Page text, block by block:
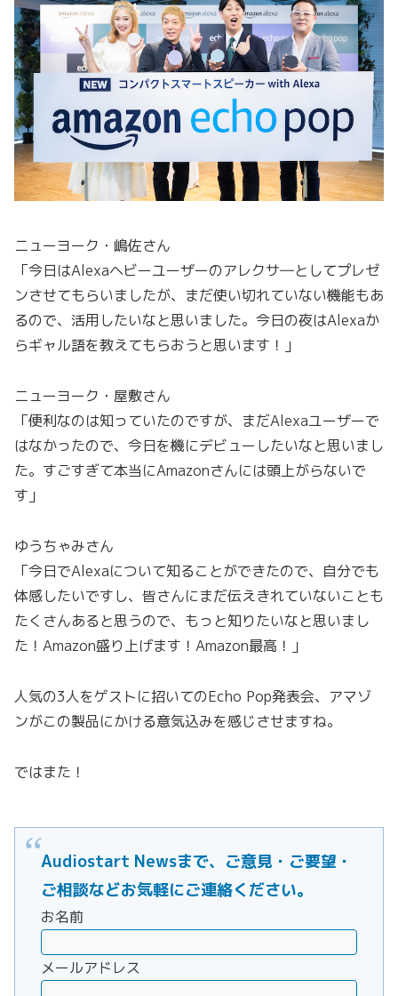
ニューヨーク・嶋佐さん
「今日はAlexaヘビーユーザーのアレクサ―としてプレゼ
ンさせてもらいましたが、まだ使い切れていない機能もあ
るので、活用したいなと思いました。今日の夜はAlexaか
らギャル語を教えてもらおうと思います！」
ニューヨーク・屋敷さん
「便利なのは知っていたのですが、まだAlexaユーザーで
はなかったので、今日を機にデビューしたいなと思いまし
た。すごすぎて本当にAmazonさんには頭上がらないで
す」
ゆうちゃみさん
「今日でAlexaについて知ることができたので、自分でも
体感したいですし、皆さんにまだ伝えきれていないことも
たくさんあると思うので、もっと知りたいなと思いまし
た！Amazon盛り上げます！Amazon最高！」
人気の3人をゲストに招いてのEcho Pop発表会、アマゾ
ンがこの製品にかける意気込みを感じさせますね。
ではまた！
Audiostart Newsまで、ご意見・ご要望・
ご相談などお気軽にご連絡ください。
お名前
メールアドレス